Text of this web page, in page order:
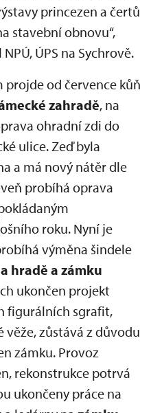
princezen a čertů
stavební obnovu“,
ÚPS na Sychrově.
projde od července kůň
zahradě, na
ohradní zdi do
ulice. Zeď byla
a má nový nátěr dle
probíhá oprava
roku. Nyní je
výměna šindele
hradě a zámku
ukončen projekt
figurálních sgrafit,
věže, zůstává z důvodu
zámku. Provoz
rekonstrukce potrvá
ukončeny práce na